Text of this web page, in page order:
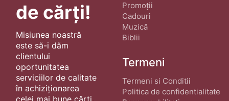
de cărți!
Misiunea noastră
este să-i dăm
clientului
oportunitatea
serviciilor de calitate
în achiziționarea
celei mai bune cărți.
Promoții
Cadouri
Muzică
Biblii
Termeni
Termeni si Conditii
Politica de confidentialitate